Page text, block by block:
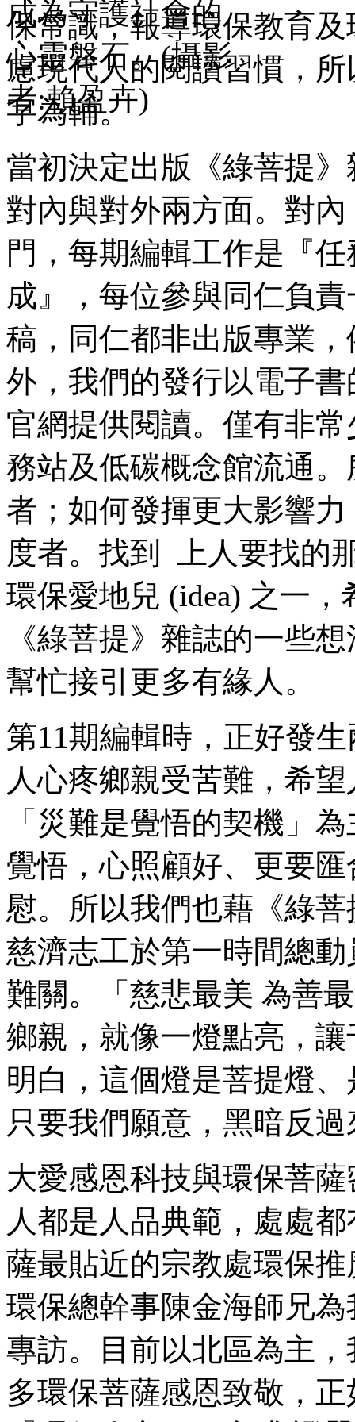
保常識，報導環保教育
慮現代人的閱讀習慣，
字為輔。
當初決定出版 《綠菩提》
對內與對外兩方面。對
門，每期編輯工作是『
成』，每位參與同仁負
稿，同仁都非出版專業
外，我們的發行以電子
官網提供閱讀。僅有非
務站及低碳概念館流通
者；如何發揮更大影響
度者。找到 上人要找的
環保愛地兒 (idea) 之一
《綠菩提》 雜誌的一些
幫忙接引更多有緣人。
第11期編輯時，正好發
人心疼鄉親受苦難，希
「災難是覺悟的契機」
覺悟，心照顧好、更要
慰。所以我們也藉 《綠
慈濟志工於第一時間總
難關。「慈悲最美 為善
鄉親，就像一燈點亮，
明白，這個燈是菩提燈
只要我們願意，黑暗反
大愛感恩科技與環保菩
人都是人品典範，處處
薩最貼近的宗教處環保
環保總幹事陳金海師兄
專訪。目前以北區為主
多環保菩薩感恩致敬，